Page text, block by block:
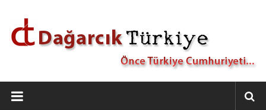
Dağarcık
Türkiye